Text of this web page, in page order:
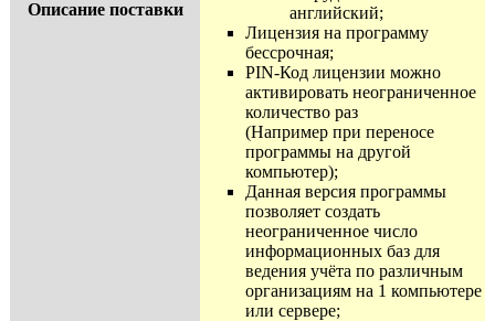
Описание поставки
английский;
Лицензия на программу
бессрочная;
PIN-Код лицензии можно
активировать неограниченное
количество раз
(Например при переносе
программы на другой
компьютер);
Данная версия программы
позволяет создать
неограниченное число
информационных баз для
ведения учёта по различным
организациям на 1 компьютере
или сервере;